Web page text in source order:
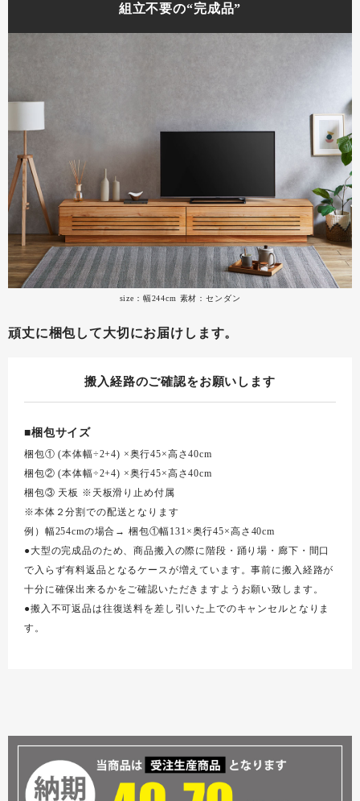
組立不要の“完成品”
size：幅244cm 素材：センダン
頑丈に梱包して大切にお届けします。
搬入経路のご確認をお願いします
■梱包サイズ
梱包① (本体幅÷2+4) ×奥行45×高さ40cm
梱包② (本体幅÷2+4) ×奥行45×高さ40cm
梱包③ 天板 ※天板滑り止め付属
※本体２分割での配送となります
例）幅254cmの場合→ 梱包①幅131×奥行45×高さ40cm
●大型の完成品のため、商品搬入の際に階段・踊り場・廊下・間口
で入らず有料返品となるケースが増えています。事前に搬入経路が
十分に確保出来るかをご確認いただきますようお願い致します。
●搬入不可返品は往復送料を差し引いた上でのキャンセルとなりま
す。